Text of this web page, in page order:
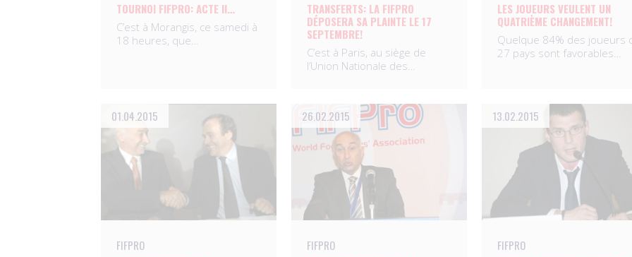
TOURNOI FIFPRO: ACTE II…
C’est à Morangis, ce samedi à
18 heures, que…
TRANSFERTS: LA FIFPRO
DÉPOSERA SA PLAINTE LE 17
SEPTEMBRE!
C’est à Paris, au siège de
l’Union Nationale des…
LES JOUEURS VEULENT UN
QUATRIÈME CHANGEMENT!
Quelque 84% des joueurs
27 pays sont favorables…
01.04.2015
FIFPRO
26.02.2015
FIFPRO
13.02.2015
FIFPRO